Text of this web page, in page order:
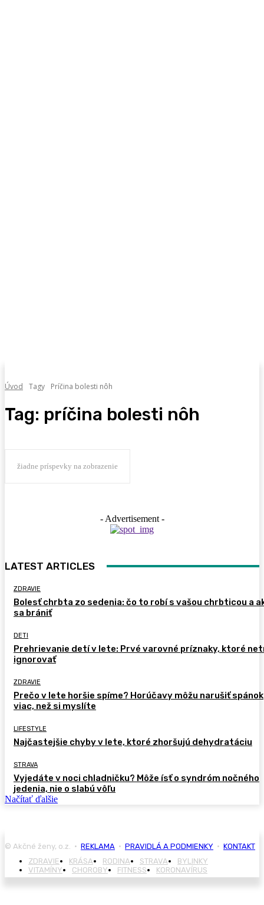
Úvod Tagy Príčina bolesti nôh
Tag: príčina bolesti nôh
žiadne príspevky na zobrazenie
- Advertisement -
LATEST ARTICLES
ZDRAVIE
Bolesť chrbta zo sedenia: čo to robí s vašou chrbticou a
sa brániť
DETI
Prehrievanie detí v lete: Prvé varovné príznaky, ktoré
ignorovať
ZDRAVIE
Prečo v lete horšie spíme? Horúčavy môžu narušiť spánok
viac, než si myslíte
LIFESTYLE
Najčastejšie chyby v lete, ktoré zhoršujú dehydratáciu
STRAVA
Vyjedáte v noci chladničku? Môže ísť o syndróm nočného
jedenia, nie o slabú vôľu
Načítať ďalšie
© Akčné ženy, o.z. • REKLAMA • PRAVIDLÁ A PODMIENKY • KONTAKT
ZDRAVIE
KRÁSA RODINA STRAVA
BYLINKY
VITAMÍNY
CHOROBY FITNESS KORONAVÍRUS